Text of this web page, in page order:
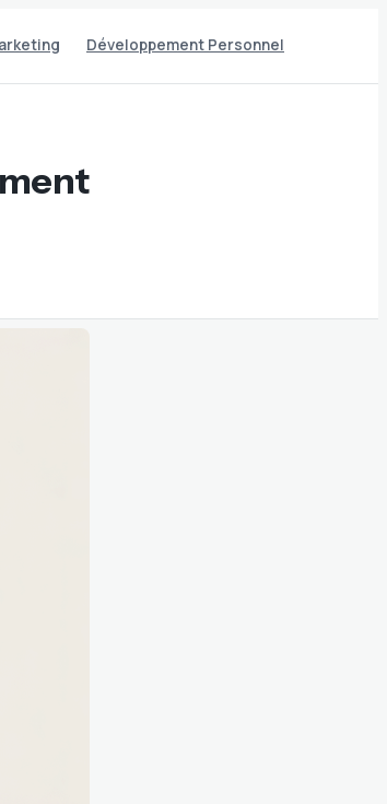
Développement Personnel